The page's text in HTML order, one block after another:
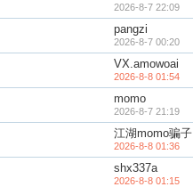
2026-8-7 22:09
pangzi
2026-8-7 00:20
VX.amowoai
2026-8-8 01:54
momo
2026-8-7 21:19
江湖momo骗子
2026-8-8 01:36
shx337a
2026-8-8 01:15